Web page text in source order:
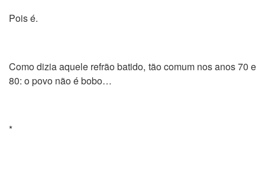
Pois é.
Como dizia aquele refrão batido, tão comum nos anos 70 e
80: o povo não é bobo…
*